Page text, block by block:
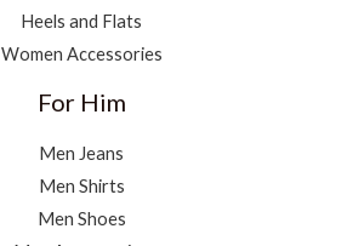
Heels and Flats
Women Accessories
For Him
Men Jeans
Men Shirts
Men Shoes